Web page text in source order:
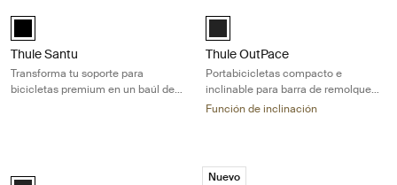
Thule Santu Negro (selected)
Thule Santu
Transforma tu soporte para
bicicletas premium en un baúl de
Black (selected)
Thule OutPace
Portabicicletas compacto e
inclinable para barra de remolque
que transporta 2 bicicletas
Función de inclinación
Thule OutPace Portabicicletas compacto e inclinable para barra de
Black (selected)
Thule EasyFold XT
Nuevo
Thule EasyFold XT 2 Negro